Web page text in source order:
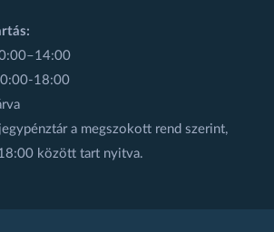
18:00
a megszokott rend szerint,
között tart nyitva.